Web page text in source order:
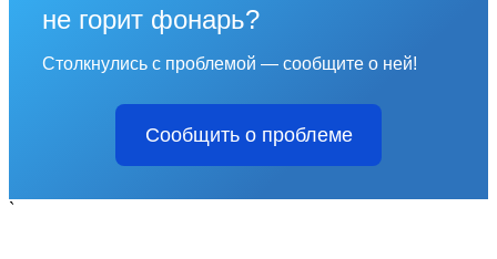
не горит фонарь?
Столкнулись с проблемой — сообщите о ней!
Сообщить о проблеме
`